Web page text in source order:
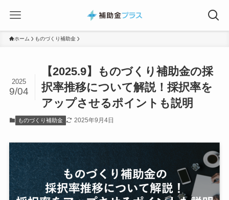
ホーム ものづくり補助金
【2025.9】ものづくり補助金の採
択率推移について解説！採択率を
アップさせるポイントも説明
2025
9/04
ものづくり補助金 2025年9月4日